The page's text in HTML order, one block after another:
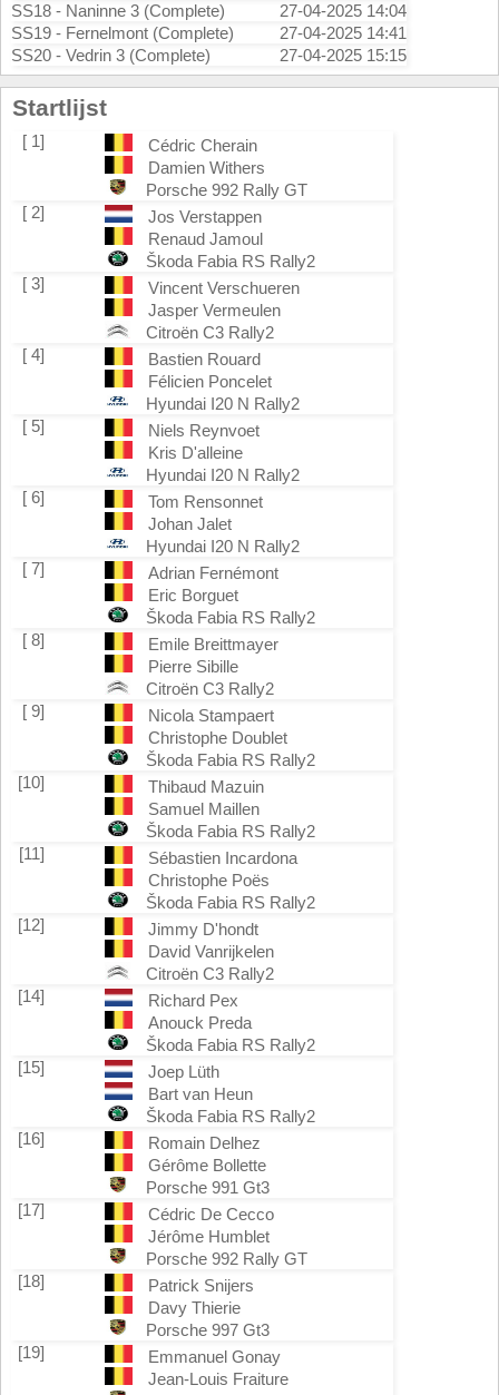
SS18 - Naninne 3 (Complete)
27-04-2025 14:04
SS19 - Fernelmont (Complete)
27-04-2025 14:41
SS20 - Vedrin 3 (Complete)
27-04-2025 15:15
Startlijst
[ 1]
Cédric Cherain
Damien Withers
Porsche 992 Rally GT
[ 2]
Jos Verstappen
Renaud Jamoul
Škoda Fabia RS Rally2
[ 3]
Vincent Verschueren
Jasper Vermeulen
Citroën C3 Rally2
[ 4]
Bastien Rouard
Félicien Poncelet
Hyundai I20 N Rally2
[ 5]
Niels Reynvoet
Kris D'alleine
Hyundai I20 N Rally2
[ 6]
Tom Rensonnet
Johan Jalet
Hyundai I20 N Rally2
[ 7]
Adrian Fernémont
Eric Borguet
Škoda Fabia RS Rally2
[ 8]
Emile Breittmayer
Pierre Sibille
Citroën C3 Rally2
[ 9]
Nicola Stampaert
Christophe Doublet
Škoda Fabia RS Rally2
[10]
Thibaud Mazuin
Samuel Maillen
Škoda Fabia RS Rally2
[11]
Sébastien Incardona
Christophe Poës
Škoda Fabia RS Rally2
[12]
Jimmy D'hondt
David Vanrijkelen
Citroën C3 Rally2
[14]
Richard Pex
Anouck Preda
Škoda Fabia RS Rally2
[15]
Joep Lüth
Bart van Heun
Škoda Fabia RS Rally2
[16]
Romain Delhez
Gérôme Bollette
Porsche 991 Gt3
[17]
Cédric De Cecco
Jérôme Humblet
Porsche 992 Rally GT
[18]
Patrick Snijers
Davy Thierie
Porsche 997 Gt3
[19]
Emmanuel Gonay
Jean-Louis Fraiture